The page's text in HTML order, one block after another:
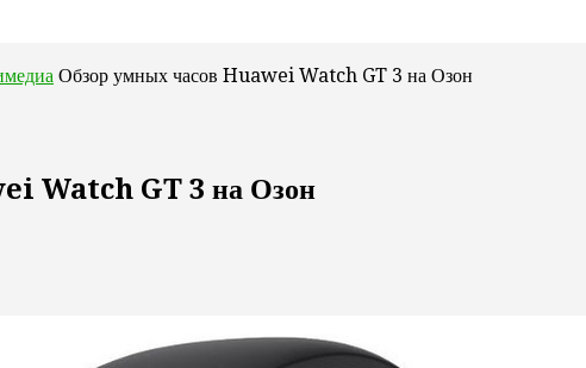
Обзор умных часов Huawei Watch GT 3 на Озон
Watch GT 3 на Озон